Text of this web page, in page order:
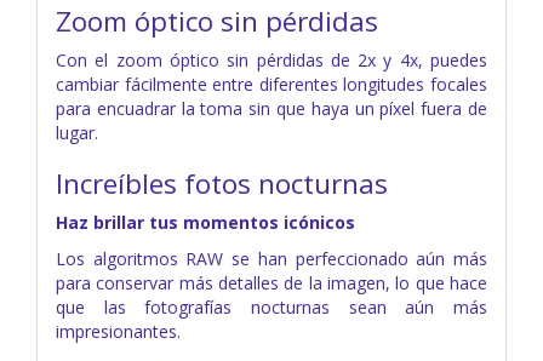
Zoom óptico sin pérdidas
Con el zoom óptico sin pérdidas de 2x y 4x, puedes
cambiar fácilmente entre diferentes longitudes focales
para encuadrar la toma sin que haya un píxel fuera de
lugar.
Increíbles fotos nocturnas
Haz brillar tus momentos icónicos
Los algoritmos RAW se han perfeccionado aún más
para conservar más detalles de la imagen, lo que hace
que las fotografías nocturnas sean aún más
impresionantes.